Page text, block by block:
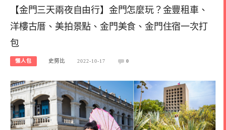
【金門三天兩夜自由行】金門怎麼玩？金豐租車、
洋樓古厝、美拍景點、金門美食、金門住宿一次打
包
懶人包 史努比 2022-10-17 0